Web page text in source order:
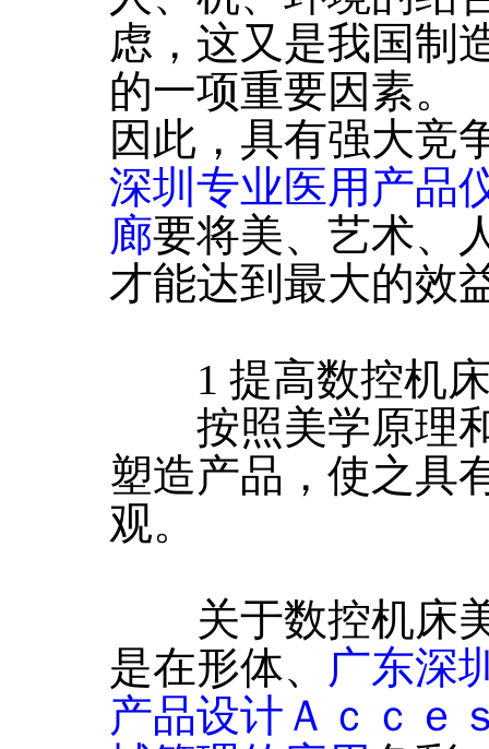
虑，这又是我国制
的一项重要因素。
因此，具有强大竞
深圳专业医用产品
廊要将美、艺术、
才能达到最大的效
1 提高数控机床
按照美学原理
塑造产品，使之具
观。
关于数控机床美
是在形体、 广东深
产品设计Ａｃｃ